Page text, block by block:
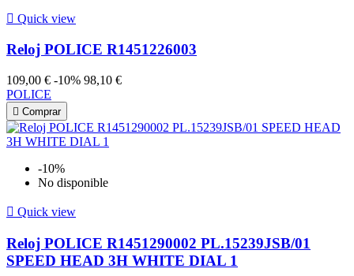
 Quick view
Reloj POLICE R1451226003
109,00 € -10% 98,10 €
POLICE
 Comprar
-10%
No disponible
 Quick view
Reloj POLICE R1451290002 PL.15239JSB/01
SPEED HEAD 3H WHITE DIAL 1